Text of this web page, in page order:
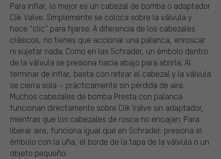
Para inflar, lo mejor es un cabezal de bomba o adaptador
Clik Valve. Simplemente se coloca sobre la válvula y
hace “clic” para fijarse. A diferencia de los cabezales
clásicos, no tienes que accionar una palanca, enroscar
ni sujetar nada. Como en las Schrader, un émbolo dentro
de la válvula se presiona hacia abajo para abrirla. Al
terminar de inflar, basta con retirar el cabezal y la válvula
se cierra sola – prácticamente sin pérdida de aire.
Muchos cabezales de bomba Presta con palanca
funcionan directamente sobre Clik Valve sin adaptador,
mientras que los cabezales de rosca no encajan. Para
liberar aire, funciona igual que en Schrader: presiona el
émbolo con la uña, el borde de la tapa de la válvula o un
objeto pequeño.